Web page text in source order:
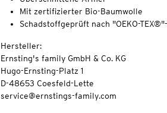
Mit zertifizierter Bio-Baumwolle
Schadstoffgeprüft nach "OEKO-
Hersteller:
Ernsting's family GmbH & Co. KG
Hugo-Ernsting-Platz 1
D-48653 Coesfeld-Lette
service@ernstings-family.com